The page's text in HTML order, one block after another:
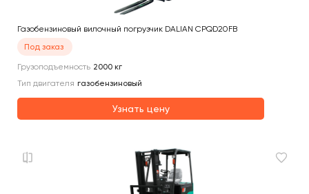
Газобензиновый вилочный погрузчик DALIAN CPQD20FB
Под заказ
Грузоподъемность 2000 кг
Тип двигателя газобензиновый
Узнать цену